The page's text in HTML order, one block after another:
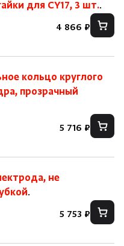
для CY17, 3 шт..
4 866 ₽
кольцо круглого
прозрачный
5 716 ₽
не
.
5 753 ₽